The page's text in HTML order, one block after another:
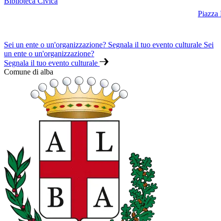
Piazza
Sei un ente o un'organizzazione? Segnala il tuo evento culturale Sei
un ente o un'organizzazione?
Segnala il tuo evento culturale
Comune di alba